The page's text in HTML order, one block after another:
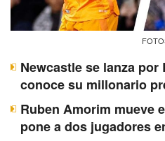
Newcastle se lanza
conoce su millonario
Ruben Amorim mueve
pone a dos jugadores